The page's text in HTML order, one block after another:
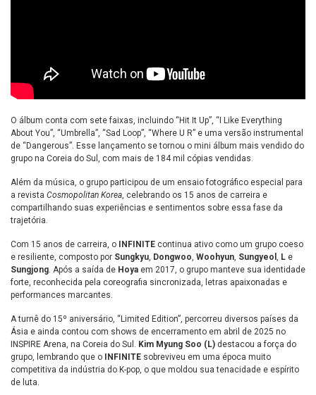
O álbum conta com sete faixas, incluindo “Hit It Up”, “I Like Everything
About You”, “Umbrella”, “Sad Loop”, “Where U R” e uma versão instrumental
de “Dangerous”. Esse lançamento se tornou o mini álbum mais vendido do
grupo na Coreia do Sul, com mais de 184 mil cópias vendidas.
Além da música, o grupo participou de um ensaio fotográfico especial para
a revista Cosmopolitan Korea, celebrando os 15 anos de carreira e
compartilhando suas experiências e sentimentos sobre essa fase da
trajetória.
Com 15 anos de carreira, o INFINITE continua ativo como um grupo coeso
e resiliente, composto por Sungkyu, Dongwoo, Woohyun, Sungyeol , L e
Sungjong. Após a saída de Hoya em 2017, o grupo manteve sua identidade
forte, reconhecida pela coreografia sincronizada, letras apaixonadas e
performances marcantes.
A turnê do 15º aniversário, “Limited Edition”, percorreu diversos países da
Ásia e ainda contou com shows de encerramento em abril de 2025 no
INSPIRE Arena, na Coreia do Sul. Kim Myung Soo (L) destacou a força do
grupo, lembrando que o
INFINITE sobreviveu em uma época muito
competitiva da indústria do K-pop, o que moldou sua tenacidade e espírito
de luta.